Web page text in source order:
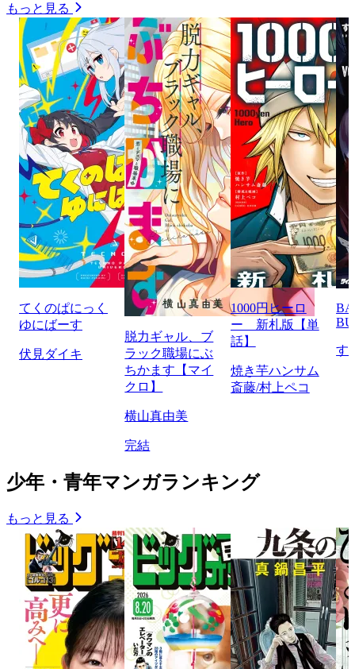
もっと見る
てくのぱにっく
ゆにばーす
伏見ダイキ
脱力ギャル、ブ
ラック職場にぶ
ちかます【マイ
クロ】
横山真由美
完結
1000円ヒーロ
ー 新札版【単
話】
焼き芋ハンサム
斎藤/村上ペコ
す
少年・青年マンガランキング
もっと見る